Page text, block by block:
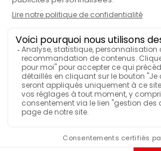
Commandez votre e-carte
Vos proches utiliseront le
malongo.com
Avantages et infos :
Valable sur l’ensemble de
Utilisable en une fois
-
En vous inscrivant à notre
E-mail
Je reçois mon